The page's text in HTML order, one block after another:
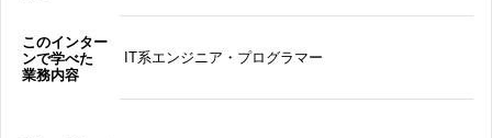
このインター
ンで学べた
業務内容
IT系エンジニア・プログラマー